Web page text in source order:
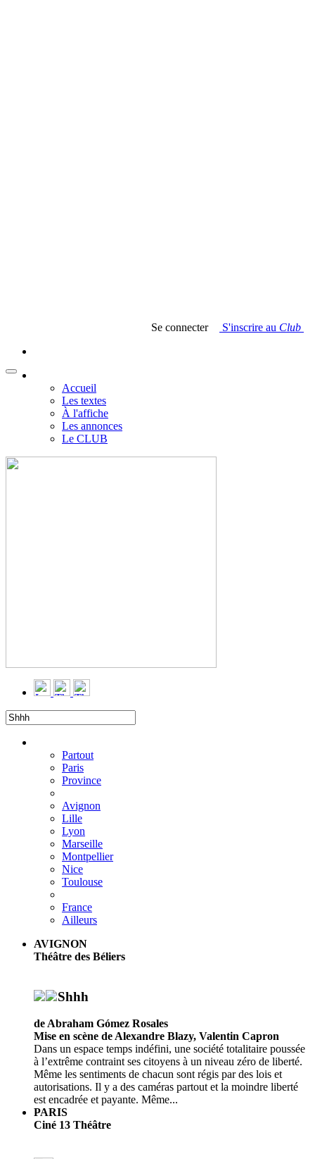
Se connecter S'inscrire au Club
Accueil
Les textes
À l'affiche
Les annonces
Le CLUB
Partout
Paris
Province
Avignon
Lille
Lyon
Marseille
Montpellier
Nice
Toulouse
France
Ailleurs
AVIGNON
Théâtre des Béliers
Shhh
de Abraham Gómez Rosales
Mise en scène de Alexandre Blazy, Valentin Capron
Dans un espace temps indéfini, une société totalitaire poussée
à l’extrême contraint ses citoyens à un niveau zéro de liberté.
Même les sentiments de chacun sont régis par des lois et
autorisations. Il y a des caméras partout et la moindre liberté
est encadrée et payante. Même...
PARIS
Ciné 13 Théâtre